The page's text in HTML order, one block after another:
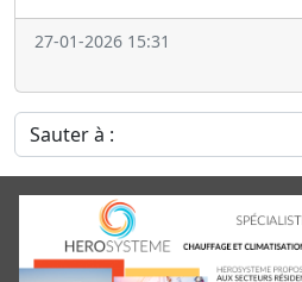
27-01-2026 15:31
Sauter à :